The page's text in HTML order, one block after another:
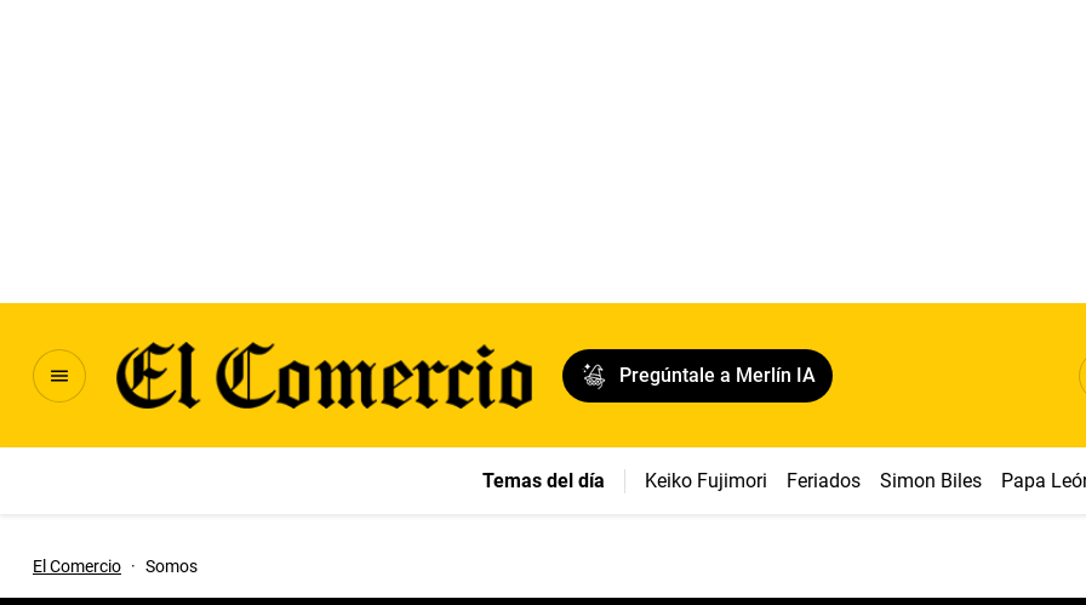
Pregúntale a Merlín IA
Temas del día Keiko Fujimori Feriados Simon Biles Papa
El Comercio · Somos